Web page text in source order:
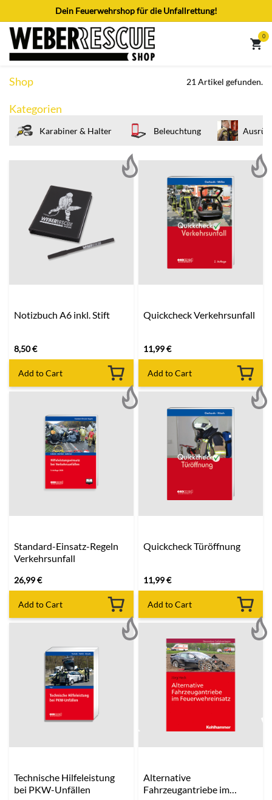
Zum Inhalt springenDein Feuerwehrshop für die Unfallrettung!
0
Shop 21 Artikel gefunden.
Kategorien
Karabiner & Halter Beleuchtung
Notizbuch A6 inkl. Stift
8,50€
Add to Cart
Quickcheck Verkehrsunfall
11,99€
Add to Cart
Standard-Einsatz-Regeln
Verkehrsunfall
26,99€
Add to Cart
Quickcheck Türöffnung
11,99€
Add to Cart
Technische Hilfeleistung
bei PKW-Unfällen
Alternative
Fahrzeugantriebe im